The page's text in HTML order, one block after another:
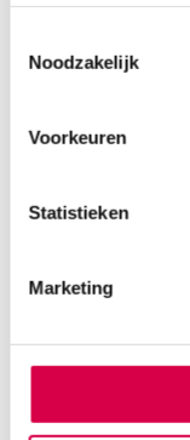
Noodzakelijk
Voorkeuren
Statistieken
Marketing
Ook